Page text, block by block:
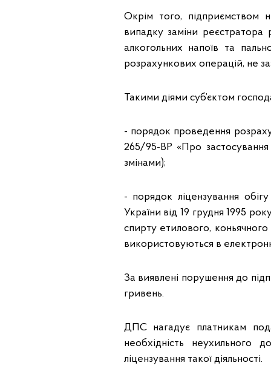
Окрім того, підприємством
випадку заміни
алкогольних напоїв та
розрахункових операцій, не
Такими діями суб’єктом
- порядок проведення
265/95-ВР «Про застосування
змінами);
- порядок ліцензування
України від 19 грудня 1995
спирту етилового,
використовуються в
За виявлені порушення до
гривень.
ДПС нагадує платникам
необхідність
ліцензування такої діяльності.